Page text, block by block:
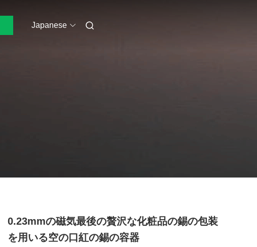
Japanese
0.23mmの磁気最後の贅沢な化粧品の錫の包装
を用いる空の口紅の錫の容器